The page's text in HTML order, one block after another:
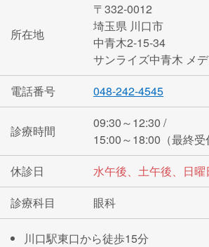
所在地
〒332-0012
埼玉県 川口市
中青木2-15-34
サンライズ中青木 メ
電話番号
048-242-4545
診療時間
09:30～12:30 /
15:00～18:00（最終受
休診日
水午後、土午後、日曜
診療科目
眼科
川口駅東口から徒歩15分